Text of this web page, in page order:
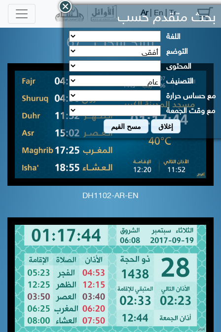
Ar| En| Tr
بحث متقدم حسب
اللغة
التوضع
المحتوى
التصنيف
مع حساس حرارة
مع وقت الجمعة
إغلاق مسح القيم
نتائج البحث :67
DH1102-AR-EN